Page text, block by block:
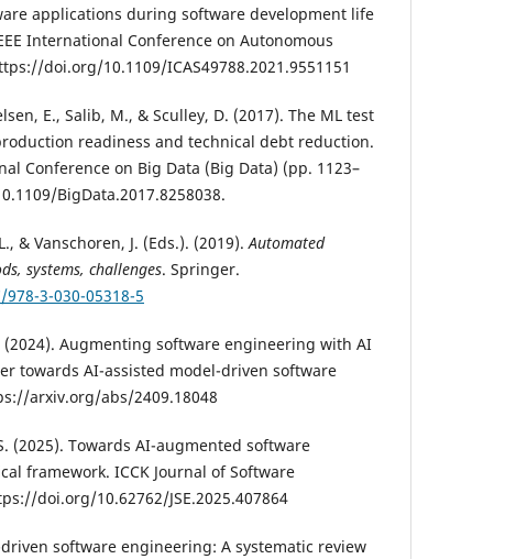
applications during software development life
International Conference on Autonomous
doi.org/10.1109/ICAS49788.2021.9551151
E., Salib, M., & Sculley, D. (2017). The ML test
readiness and technical debt reduction.
Conference on Big Data (Big Data) (pp. 1123–
BigData.2017.8258038.
& Vanschoren, J. (Eds.). (2019).Automated
systems, challenges. Springer.
3-030-05318-5
(2024). Augmenting software engineering with AI
towards AI-assisted model-driven software
arxiv.org/abs/2409.18048
(2025). Towards AI-augmented software
framework. ICCK Journal of Software
doi.org/10.62762/JSE.2025.407864
software engineering: A systematic review